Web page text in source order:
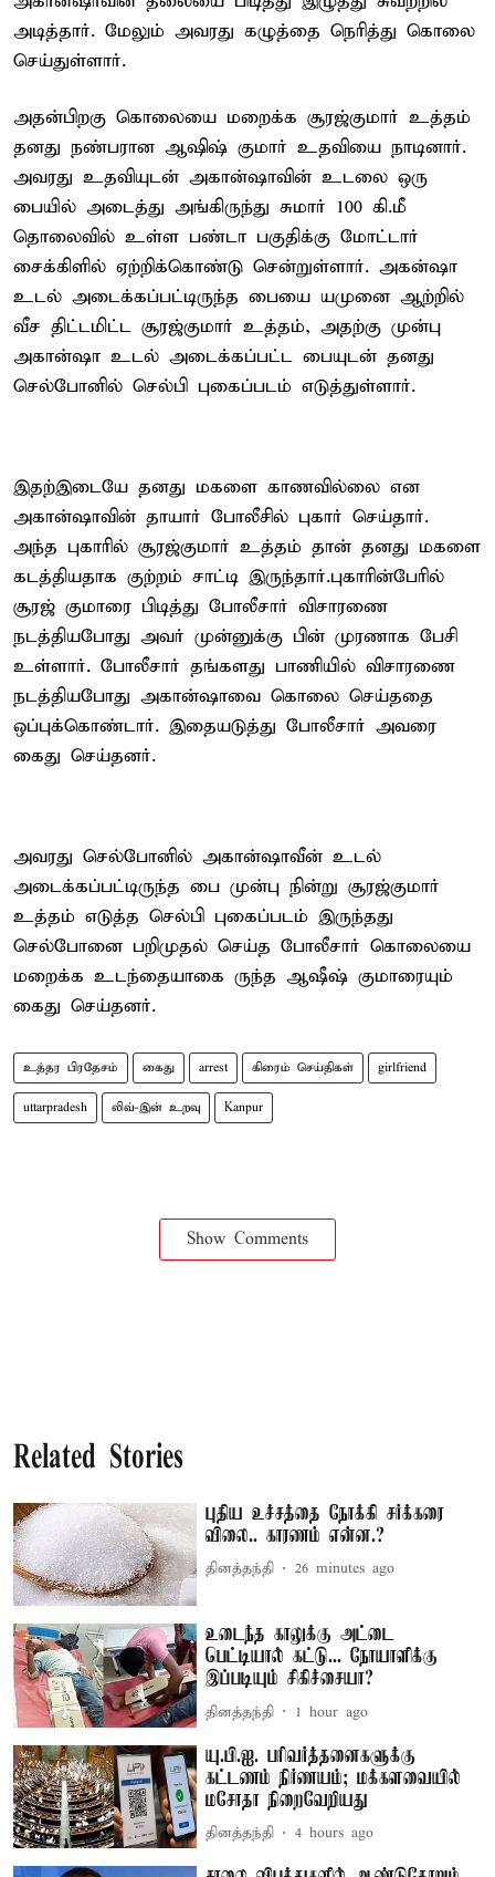
அடித்தார். மேலும் அவரது கழுத்தை நெரித்து கொலை
செய்துள்ளார்.
அதன்பிறகு கொலையை மறைக்க சூரஜ்குமார் உத்தம்
தனது நண்பரான ஆஷிஷ் குமார் உதவியை நாடினார்.
அவரது உதவியுடன் அகான்ஷாவின் உடலை ஒரு
பையில் அடைத்து அங்கிருந்து சுமார் 100 கி.மீ
தொலைவில் உள்ள பண்டா பகுதிக்கு மோட்டார்
சைக்கிளில் ஏற்றிக்கொண்டு சென்றுள்ளார். அகன்ஷா
உடல் அடைக்கப்பட்டிருந்த பையை யமுனை ஆற்றில்
வீச திட்டமிட்ட சூரஜ்குமார் உத்தம், அதற்கு முன்பு
அகான்ஷா உடல் அடைக்கப்பட்ட பையுடன் தனது
செல்போனில் செல்பி புகைப்படம் எடுத்துள்ளார்.
இதற்இடையே தனது மகளை காணவில்லை என
அகான்ஷாவின் தாயார் போலீசில் புகார் செய்தார்.
அந்த புகாரில் சூரஜ்குமார் உத்தம் தான் தனது மகளை
கடத்தியதாக குற்றம் சாட்டி இருந்தார்.புகாரின்பேரில்
சூரஜ் குமாரை பிடித்து போலீசார் விசாரணை
நடத்தியபோது அவர் முன்னுக்கு பின் முரணாக பேசி
உள்ளார். போலீசார் தங்களது பாணியில் விசாரணை
நடத்தியபோது அகான்ஷாவை கொலை செய்ததை
ஒப்புக்கொண்டார். இதையடுத்து போலீசார் அவரை
கைது செய்தனர்.
அவரது செல்போனில் அகான்ஷாவீன் உடல்
அடைக்கப்பட்டிருந்த பை முன்பு நின்று சூரஜ்குமார்
உத்தம் எடுத்த செல்பி புகைப்படம் இருந்தது
செல்போனை பறிமுதல் செய்த போலீசார் கொலையை
மறைக்க உடந்தையாகை ருந்த ஆஷீஷ் குமாரையும்
கைது செய்தனர்.
உத்தர பிரதேசம் கைது arrest கிரைம் செய்திகள் girlfriend
uttarpradesh லிவ்-இன் உறவு Kanpur
Show Comments
Related Stories
புதிய உச்சத்தை நோக்கி சர்க்கரை
விலை.. காரணம் என்ன.?
தினத்தந்தி 26 minutes ago
உடைந்த காலுக்கு அட்டை
பெட்டியால் கட்டு... நோயாளிக்கு
இப்படியும் சிகிச்சையா?
தினத்தந்தி 1 hour ago
யு.பி.ஐ. பரிவர்த்தனைகளுக்கு
கட்டணம் நிர்ணயம்; மக்களவையில்
மசோதா நிறைவேறியது
தினத்தந்தி 4 hours ago